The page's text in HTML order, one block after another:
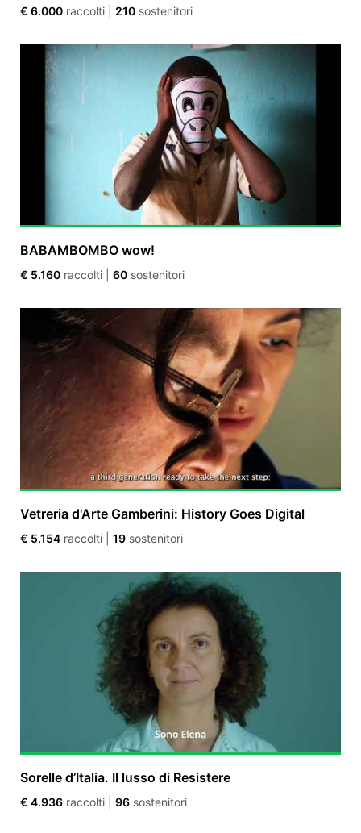
€ 6.000 raccolti 210 sostenitori
BABAMBOMBO wow!
€ 5.160 raccolti 60 sostenitori
Vetreria d'Arte Gamberini: History Goes Digital
€ 5.154 raccolti 19 sostenitori
Sorelle d’Italia. Il lusso di Resistere
€ 4.936 raccolti 96 sostenitori